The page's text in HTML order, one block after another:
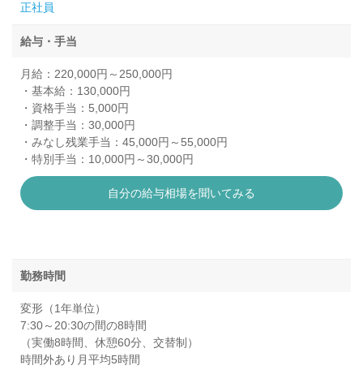
正社員
給与・手当
月給：220,000円～250,000円
・基本給：130,000円
・資格手当：5,000円
・調整手当：30,000円
・みなし残業手当：45,000円～55,000円
・特別手当：10,000円～30,000円
自分の給与相場を聞いてみる
勤務時間
変形（1年単位）
7:30～20:30の間の8時間
（実働8時間、休憩60分、交替制）
時間外あり月平均5時間